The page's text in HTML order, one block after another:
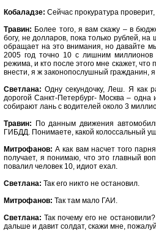
Кобаладзе: Сейчас прокуратура
Травин: Более того, я вам скажу – в
богу, не долларов, пока только рублей,
обращает на это внимания, но давайте
2005 год точно 10 с лишним миллионов
режима, и кто после этого мне скажет,
внести, я ж законопослушный
Светлана: Одну секундочку, Леш. Я как
дорогой Санкт-Петербург- Москва –
собирают лань с водителей около 3
Травин: По данным движения
ГИБДД. Понимаете, какой колоссальный
Митрофанов: А как вам насчет того
получает, я понимаю, что это главный
повалил человек 10, идиот ехал.
Светлана: Так его никто не остановил.
Митрофанов: Так там мало ГАИ.
Светлана: Так почему его не
дальше и давит солдат, скажи мне,